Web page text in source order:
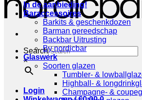
Search
×
Login
In de aanbieding!
Baraccessoires
Barkits & geschenkdozen
Barman gereedschap
Backbar Uitrusting
By nordicbar
Glaswerk
Soorten glazen
Tumbler- &
Highball- &
Champagne- &